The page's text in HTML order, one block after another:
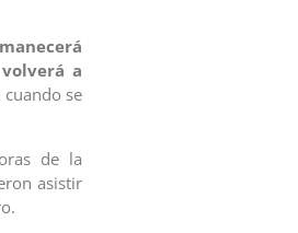
a
se
de la
asistir